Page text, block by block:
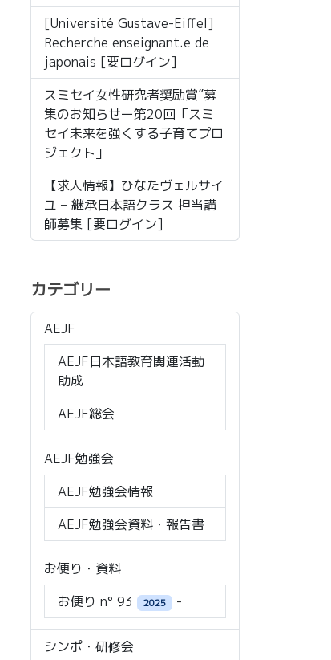
[Université Gustave-Eiffel]
Recherche enseignant.e de
japonais [要ログイン]
スミセイ女性研究者奨励賞”募
集のお知らせー第20回「スミ
セイ未来を強くする子育てプロ
ジェクト」
【求人情報】ひなたヴェルサイ
ユ – 継承日本語クラス 担当講
師募集 [要ログイン]
カテゴリー
AEJF
AEJF日本語教育関連活動
助成
AEJF総会
AEJF勉強会
AEJF勉強会情報
AEJF勉強会資料・報告書
お便り・資料
お便り n° 93
2025 -
シンポ・研修会